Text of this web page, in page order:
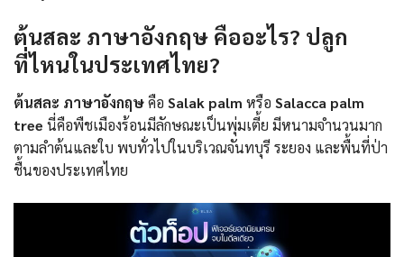
ต้นสละ ภาษาอังกฤษ คืออะไร? ปลูก
ที่ไหนในประเทศไทย?
ต้นสละ ภาษาอังกฤษคือ Salak palm หรือ Salacca palm
tree นี่คือพืชเมืองร้อนมีลักษณะเป็นพุ่มเตี้ย มีหนามจำนวนมาก
ตามลำต้นและใบ พบทั่วไปในบริเวณจันทบุรี ระยอง และพื้นที่ป่า
ชื้นของประเทศไทย